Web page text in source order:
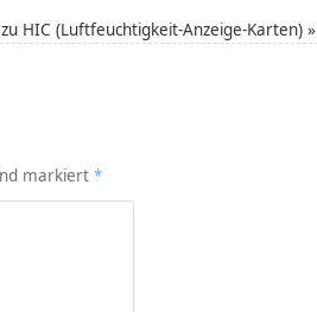
HIC (Luftfeuchtigkeit-Anzeige-Karten) »
markiert *